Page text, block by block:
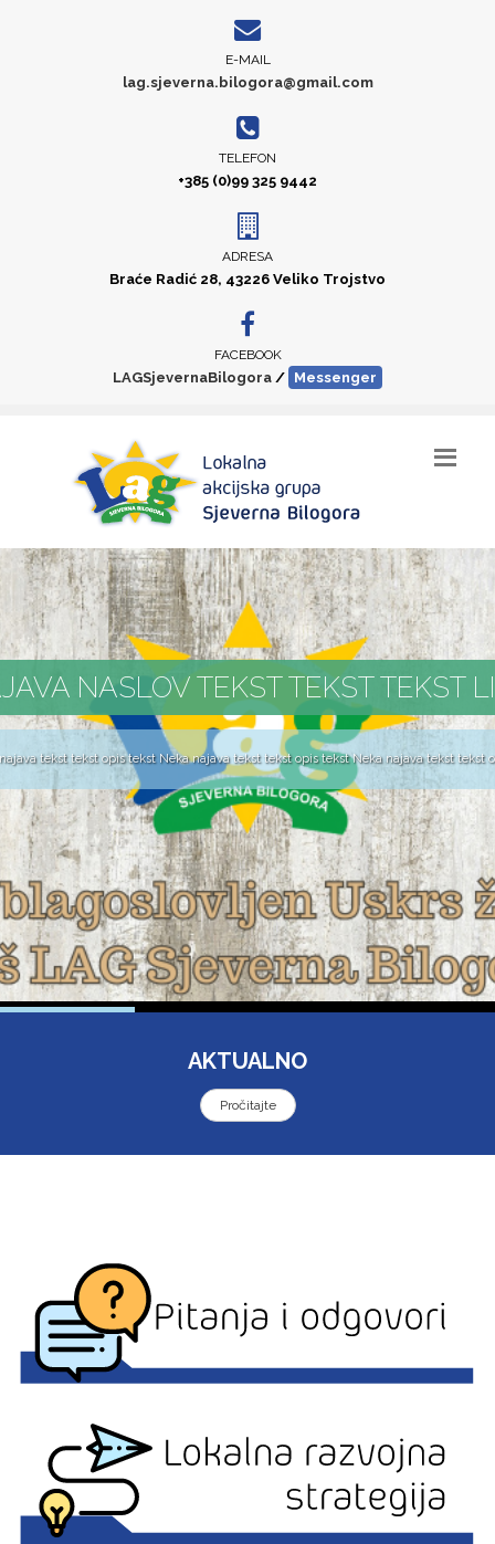
E-MAIL
lag.sjeverna.bilogora@gmail.com
TELEFON
+385 (0)99 325 9442
ADRESA
Braće Radić 28, 43226 Veliko Trojstvo
FACEBOOK
LAGSjevernaBilogora / Messenger
NASLOV TEKST TEKST TEKST
tekst tekst opis tekst Neka najava tekst tekst opis tekst Neka najava tekst tekst
AKTUALNO
Pročitajte